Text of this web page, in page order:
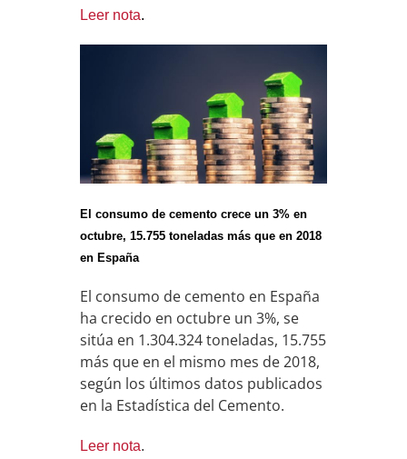
Leer nota.
El consumo de cemento crece un 3% en
octubre, 15.755 toneladas más que en 2018
en España
El consumo de cemento en España
ha crecido en octubre un 3%, se
sitúa en 1.304.324 toneladas, 15.755
más que en el mismo mes de 2018,
según los últimos datos publicados
en la Estadística del Cemento.
Leer nota.